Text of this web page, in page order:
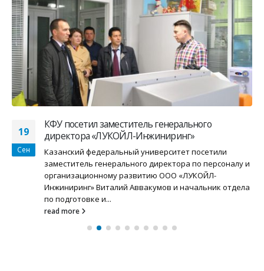
19
Сен
КФУ посетил заместитель генерального
директора «ЛУКОЙЛ-Инжиниринг»
Казанский федеральный университет посетили
заместитель генерального директора по персоналу и
организационному развитию ООО «ЛУКОЙЛ-
Инжиниринг» Виталий Аввакумов и начальник отдела
по подготовке и...
read more